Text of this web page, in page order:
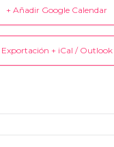
+ Añadir Google Calendar
Exportación + iCal / Outlook